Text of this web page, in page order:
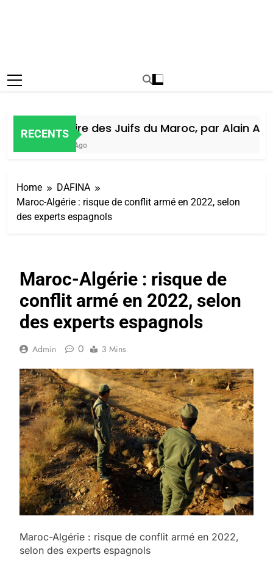
RECENTS
Histoire des Juifs du Maroc, par Alain
6 Jours Ago
Home
DAFINA
Maroc-Algérie : risque de conflit armé en 2022, selon
des experts espagnols
Maroc-Algérie : risque de
conflit armé en 2022, selon
des experts espagnols
Admin 0 3 Mins
Maroc-Algérie : risque de conflit armé en 2022,
selon des experts espagnols